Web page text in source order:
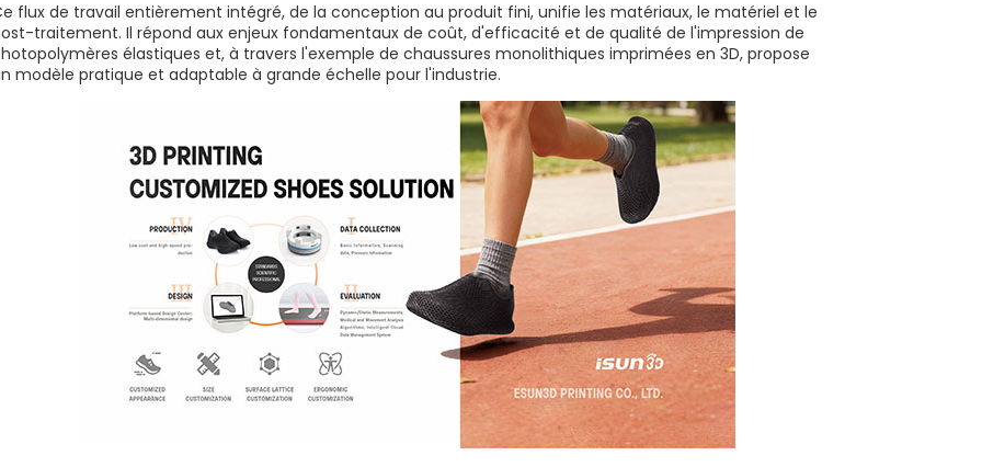
flux de travail entièrement intégré, de la conception au produit fini, unifie les matériaux, le matériel et le
traitement. Il répond aux enjeux fondamentaux de coût, d'efficacité et de qualité de l'impression de
élastiques et, à travers l'exemple de chaussures monolithiques imprimées en 3D, propose
modèle pratique et adaptable à grande échelle pour l'industrie.